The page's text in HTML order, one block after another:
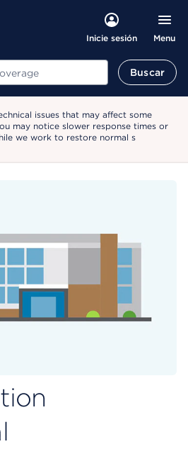
Inicie sesión Menu
Buscar
issues that may affect some
may notice slower response times or
we work to restore normal s